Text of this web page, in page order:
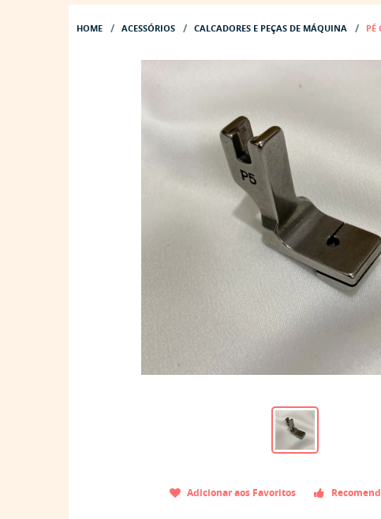
HOME ACESSÓRIOS CALCADORES E PEÇAS DE MÁQUINA PÉ
Adicionar aos Favoritos